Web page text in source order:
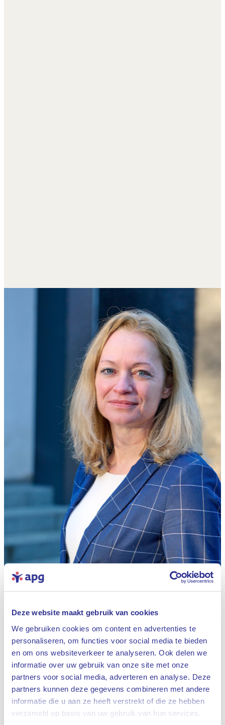
Deze website maakt gebruik van cookies
We gebruiken cookies om content en advertenties te
personaliseren, om functies voor social media te bieden
en om ons websiteverkeer te analyseren. Ook delen we
informatie over uw gebruik van onze site met onze
partners voor social media, adverteren en analyse. Deze
partners kunnen deze gegevens combineren met andere
informatie die u aan ze heeft verstrekt of die ze hebben
verzameld op basis van uw gebruik van hun services.
Sluiten